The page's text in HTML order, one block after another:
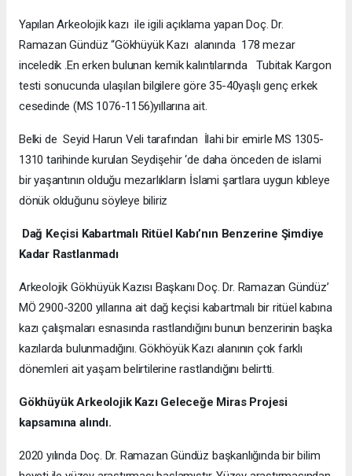
Yapılan Arkeolojik kazı ile igili açıklama yapan Doç. Dr.
Ramazan Gündüz “Gökhüyük Kazı alanında 178 mezar
inceledik .En erken bulunan kemik kalıntılarında Tubitak Kargon
testi sonucunda ulaşılan bilgilere göre 35-40yaşlı genç erkek
cesedinde (MS 1076-1156)yıllarına ait.
Belki de Seyid Harun Veli tarafından İlahi bir emirle MS 1305-
1310 tarihinde kurulan Seydişehir ‘de daha önceden de islami
bir yaşantının olduğu mezarlıkların İslami şartlara uygun kıbleye
dönük olduğunu söyleye biliriz
Dağ Keçisi Kabartmalı Ritüel Kabı’nın Benzerine Şimdiye
Kadar Rastlanmadı
Arkeolojik Gökhüyük Kazısı Başkanı Doç. Dr. Ramazan Gündüz’
MÖ 2900-3200 yıllarına ait dağ keçisi kabartmalı bir ritüel kabına
kazı çalışmaları esnasında rastlandığını bunun benzerinin başka
kazılarda bulunmadığını. Gökhöyük Kazı alanının çok farklı
dönemleri ait yaşam belirtilerine rastlandığını belirtti.
Gökhüyük Arkeolojik Kazı Geleceğe Miras Projesi
kapsamına alındı.
2020 yılında Doç. Dr. Ramazan Gündüz başkanlığında bir bilim